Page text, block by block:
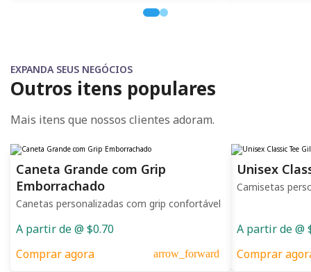
EXPANDA SEUS NEGÓCIOS
Outros itens populares
Mais itens que nossos clientes adoram.
Caneta Grande com Grip
Emborrachado
Canetas personalizadas com grip confortável
A partir de @ $0.70
Comprar agora
arrow_forward
Unisex
Camisetas
A partir de @
Comprar